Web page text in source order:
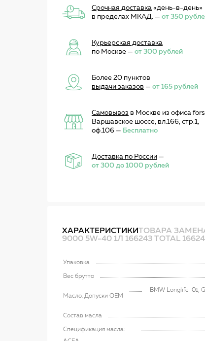
Срочная доставка «день-в-день»
в пределах МКАД. — от 350
Курьерская доставка
по Москве — от 300 рублей
Более 20 пунктов
выдачи заказов — от 165 рублей
Самовывоз в Москве из офиса
Варшавское шоссе, вл.166, стр.1,
оф.106 — Бесплатно
Доставка по России —
от 300 до 1000 рублей
ХАРАКТЕРИСТИКИТОВАРА
9000 5W-40 1Л 166243 TOTAL
Упаковка
Вес брутто
Масло. Допуски OEM
BMW Longlife-01,
Состав масла
Спецификация масла: